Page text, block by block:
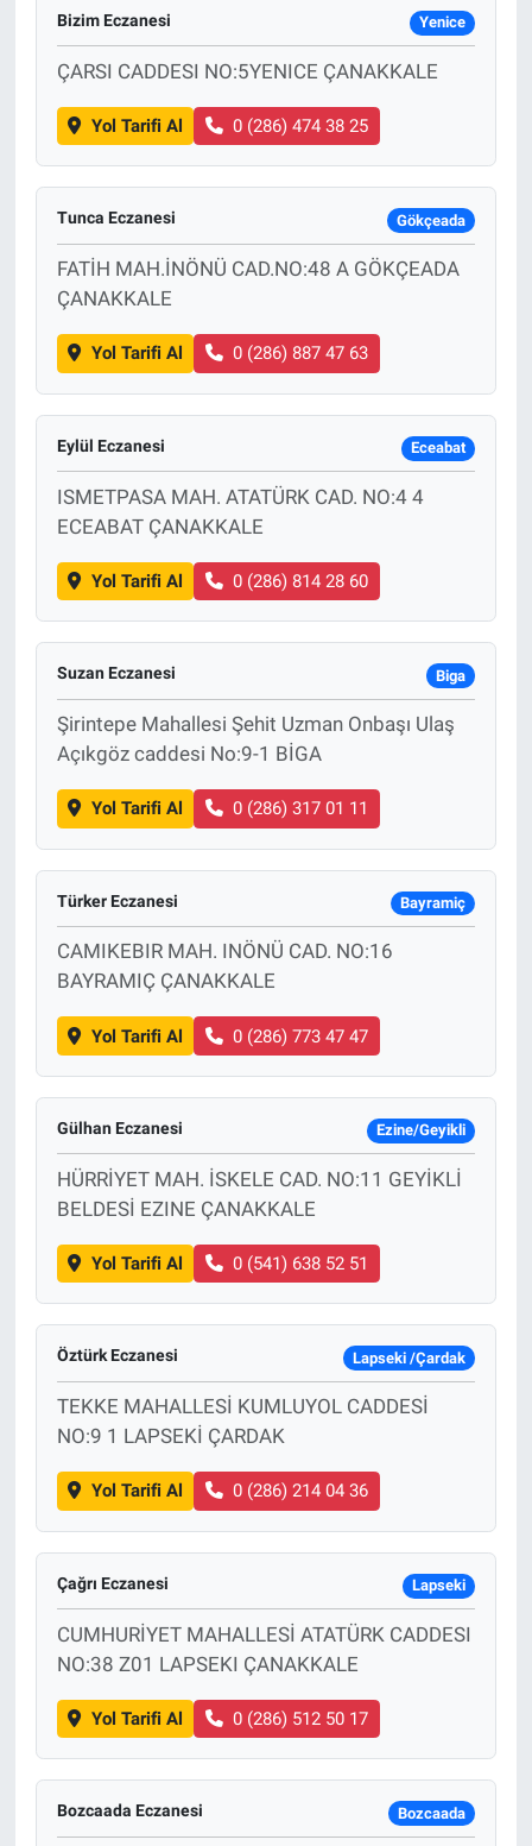
Bizim Eczanesi Yenice
ÇARSI CADDESI NO:5YENICE ÇANAKKALE
Yol Tarifi Al 0 (286) 474 38 25
Tunca Eczanesi Gökçeada
FATİH MAH.İNÖNÜ CAD.NO:48 A GÖKÇEADA
ÇANAKKALE
Yol Tarifi Al 0 (286) 887 47 63
Eylül Eczanesi Eceabat
ISMETPASA MAH. ATATÜRK CAD. NO:4 4
ECEABAT ÇANAKKALE
Yol Tarifi Al 0 (286) 814 28 60
Suzan Eczanesi Biga
Şirintepe Mahallesi Şehit Uzman Onbaşı Ulaş
Açıkgöz caddesi No:9-1 BİGA
Yol Tarifi Al 0 (286) 317 01 11
Türker Eczanesi Bayramiç
CAMIKEBIR MAH. INÖNÜ CAD. NO:16
BAYRAMIÇ ÇANAKKALE
Yol Tarifi Al 0 (286) 773 47 47
Gülhan Eczanesi Ezine/Geyikli
HÜRRİYET MAH. İSKELE CAD. NO:11 GEYİKLİ
BELDESİ EZINE ÇANAKKALE
Yol Tarifi Al 0 (541) 638 52 51
Öztürk Eczanesi Lapseki /Çardak
TEKKE MAHALLESİ KUMLUYOL CADDESİ
NO:9 1 LAPSEKİ ÇARDAK
Yol Tarifi Al 0 (286) 214 04 36
Çağrı Eczanesi Lapseki
CUMHURİYET MAHALLESİ ATATÜRK CADDESI
NO:38 Z01 LAPSEKI ÇANAKKALE
Yol Tarifi Al 0 (286) 512 50 17
Bozcaada Eczanesi Bozcaada